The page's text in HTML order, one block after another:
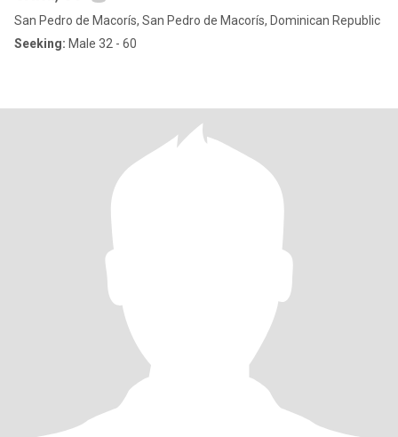
San Pedro de Macorís, San Pedro de Macorís, Dominican Republic
Seeking: Male 32 - 60